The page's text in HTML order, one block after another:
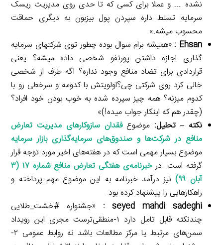
نشده …. و عملا برای کسی که تا حدی روی مدیریت ریسک
سرمایه تسلط داره سپردن پول بیزبون به دیگری حماقت
محسوب میشه.»
Ehsan
: «همیشه برام سوال بوده چطور توی شرکتهای سرمایه
گذاری اجازه داشتن پورتفو شخصی داده میشه؟ یعنی
قراردادی برای تضاد منافع وجود نداره؟ اگه طرف از شخصی
خالی کرد روی شرکتی چی؟اولویتش با کدومه و سرخطی رو با
کدوم میزنه؟ همه چیز سپرده شده به خوب بودن خود افراد؟
(چقدر هم که اینکار جواب میده!)»
نکته – تحلیل: موضوعفقدان سازوکارهای مدیریت تعارض
منافع در شرکت‌ها و صندوق‌های سرمایه‌گذاری بازار سرمایه
موضوع بسیار مهمی است که در هفته‌های اخیر مورد توجه قرار
گرفته است. در
خبرنامه‌ی هفتگی تعارض منافع شماره ۱۷ (۳
آبان ۹۹)
نیز درآمد خبرنامه به این موضوع مهم پرداخته و
راهکارهایی را پیشنهاد کرده بود.
seyed mahdi sadeghi
: «جشنواره #خشت_طلایی
چندنکته قابل تامل دارد ۱-منطقی‌‌ترست مجری این رویداد
سمن‌های مرتبط یا مرکز مطالعات باشد نه روابط عمومی ۲-